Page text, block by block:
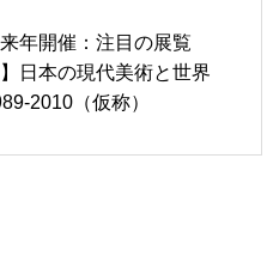
来年開催：注目の展覧
日本の現代美術と世界
2010（仮称）